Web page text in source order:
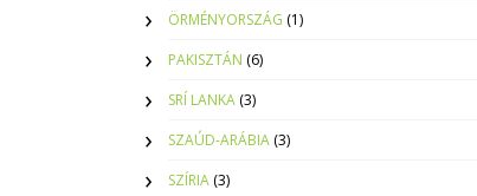
ÖRMÉNYORSZÁG (1)
PAKISZTÁN (6)
SRÍ LANKA (3)
SZAÚD-ARÁBIA (3)
SZÍRIA (3)